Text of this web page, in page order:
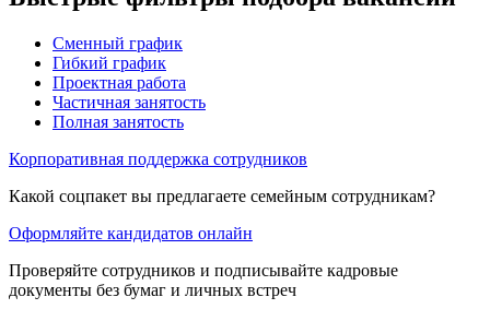
Сменный график
Гибкий график
Проектная работа
Частичная занятость
Полная занятость
Корпоративная поддержка сотрудников
Какой соцпакет вы предлагаете семейным сотрудникам?
Оформляйте кандидатов онлайн
Проверяйте сотрудников и подписывайте кадровые
документы без бумаг и личных встреч